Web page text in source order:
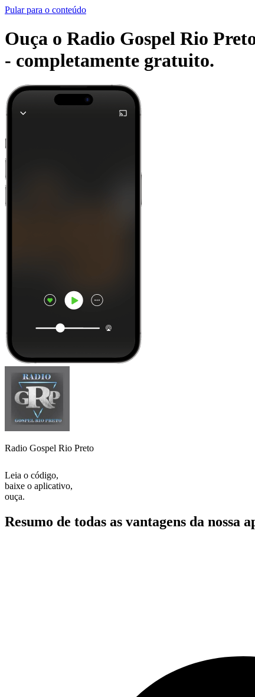
Pular para o conteúdo
Ouça o Radio Gospel Rio
- completamente gratuito.
Radio Gospel Rio Preto
Leia o código,
baixe o aplicativo,
ouça.
Resumo de todas as vantagens da nossa